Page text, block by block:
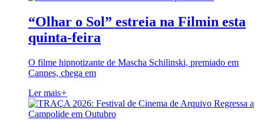
“Olhar o Sol” estreia na Filmin esta
quinta-feira
O filme hipnotizante de Mascha Schilinski, premiado em
Cannes, chega em
Ler mais+